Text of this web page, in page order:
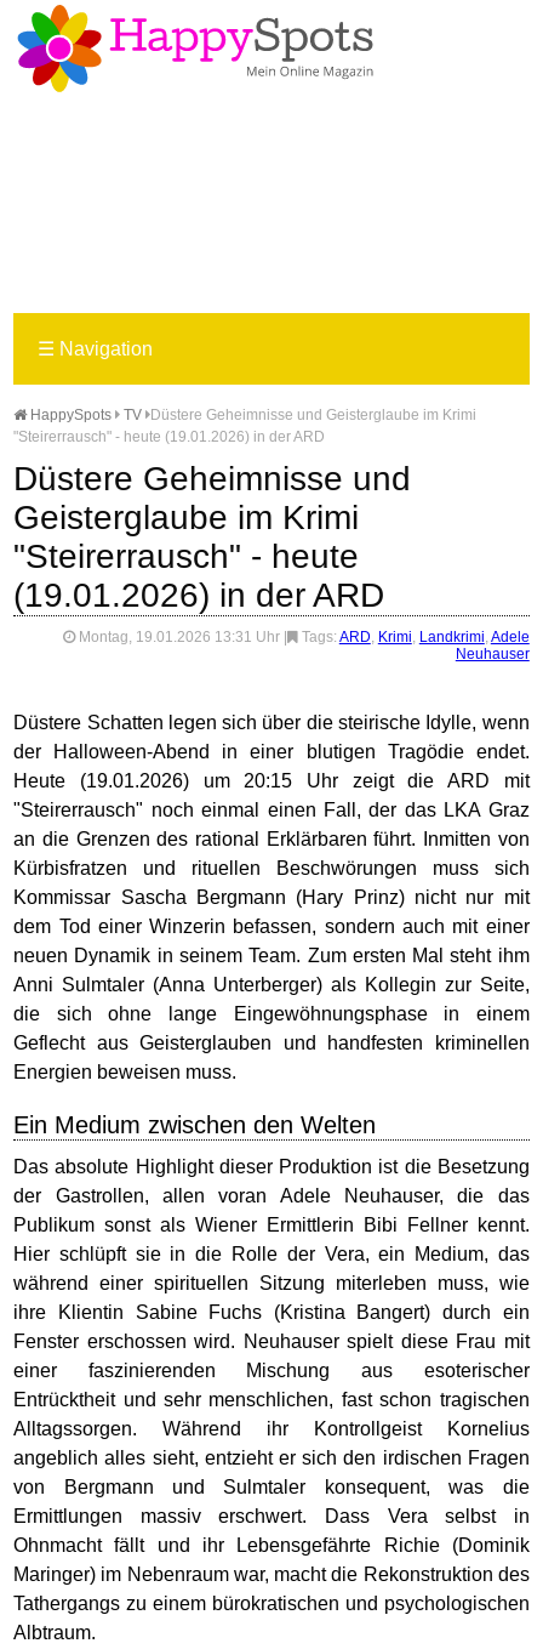
☰ Navigation
HappySpots TV
Düstere Geheimnisse und Geisterglaube im Krimi
"Steirerrausch" - heute (19.01.2026) in der ARD
Düstere Geheimnisse und
Geisterglaube im Krimi
"Steirerrausch" - heute
(19.01.2026) in der ARD
Montag, 19.01.2026 13:31 Uhr Tags: ARD, Krimi, Landkrimi, Adele
Neuhauser
Düstere Schatten legen sich über die steirische Idylle, wenn
der Halloween-Abend in einer blutigen Tragödie endet.
Heute (19.01.2026) um 20:15 Uhr zeigt die ARD mit
"Steirerrausch" noch einmal einen Fall, der das LKA Graz
an die Grenzen des rational Erklärbaren führt. Inmitten von
Kürbisfratzen und rituellen Beschwörungen muss sich
Kommissar Sascha Bergmann (Hary Prinz) nicht nur mit
dem Tod einer Winzerin befassen, sondern auch mit einer
neuen Dynamik in seinem Team. Zum ersten Mal steht ihm
Anni Sulmtaler (Anna Unterberger) als Kollegin zur Seite,
die sich ohne lange Eingewöhnungsphase in einem
Geflecht aus Geisterglauben und handfesten kriminellen
Energien beweisen muss.
Ein Medium zwischen den Welten
Das absolute Highlight dieser Produktion ist die Besetzung
der Gastrollen, allen voran Adele Neuhauser, die das
Publikum sonst als Wiener Ermittlerin Bibi Fellner kennt.
Hier schlüpft sie in die Rolle der Vera, ein Medium, das
während einer spirituellen Sitzung miterleben muss, wie
ihre Klientin Sabine Fuchs (Kristina Bangert) durch ein
Fenster erschossen wird. Neuhauser spielt diese Frau mit
einer faszinierenden Mischung aus esoterischer
Entrücktheit und sehr menschlichen, fast schon tragischen
Alltagssorgen. Während ihr Kontrollgeist Kornelius
angeblich alles sieht, entzieht er sich den irdischen Fragen
von Bergmann und Sulmtaler konsequent, was die
Ermittlungen massiv erschwert. Dass Vera selbst in
Ohnmacht fällt und ihr Lebensgefährte Richie (Dominik
Maringer) im Nebenraum war, macht die Rekonstruktion des
Tathergangs zu einem bürokratischen und psychologischen
Albtraum.